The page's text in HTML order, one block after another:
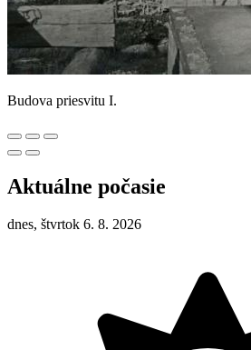
Budova priesvitu I.
Aktuálne počasie
dnes, štvrtok 6. 8. 2026